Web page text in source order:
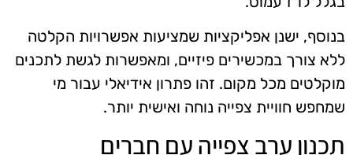
בנוסף, ישנן אפליקציות שמציעות אפשרויות הקלטה
ללא צורך במכשירים פיזיים, ומאפשרות לגשת לתכנים
מוקלטים מכל מקום. זהו פתרון אידיאלי עבור מי
שמחפש חוויית צפייה נוחה ואישית יותר.
תכנון ערב צפייה עם חברים